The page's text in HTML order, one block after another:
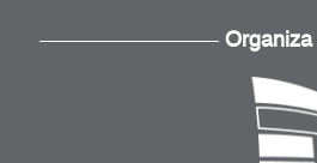
Organiza